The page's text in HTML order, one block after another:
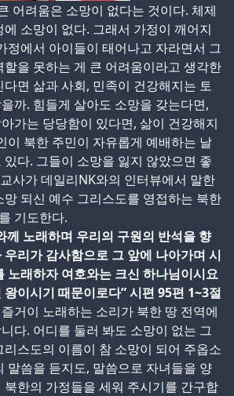
어려움은 소망이 없다는 것이다. 체제
소망이 없다. 그래서 가정이 깨어지
정에서 아이들이 태어나고 자라면서 그
을 못하는 게 큰 어려움이라고 생각한
면 삶과 사회, 민족이 건강해지는 토
까. 힘들게 살아도 소망을 갖는다면,
가는 당당함이 있다면, 삶이 건강해지
이 북한 주민이 자유롭게 예배하는 날
다. 그들이 소망을 잃지 않았으면 좋
사가 데일리NK와의 인터뷰에서 말한
되신 예수 그리스도를 영접하는 북한
기도한다.
께 노래하며 우리의 구원의 반석을 향
리가 감사함으로 그 앞에 나아가며 시
노래하자 여호와는 크신 하나님이시요
이시기 때문이로다” 시편 95편 1~3절
거이 노래하는 소리가 북한 땅 전역에
다. 어디를 둘러 봐도 소망이 없는 그
스도의 이름이 참 소망이 되어 주옵소
말씀을 듣지도, 말씀으로 자녀들을 양
북한의 가정들을 세워 주시기를 간구합